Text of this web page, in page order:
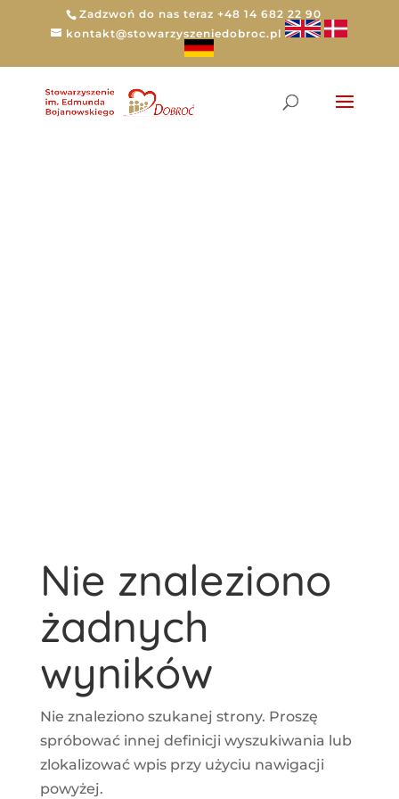
Zadzwoń do nas teraz +48 14 682 22 90
kontakt@stowarzyszeniedobroc.pl
Nie znaleziono
żadnych
wyników
Nie znaleziono szukanej strony. Proszę
spróbować innej definicji wyszukiwania lub
zlokalizować wpis przy użyciu nawigacji
powyżej.